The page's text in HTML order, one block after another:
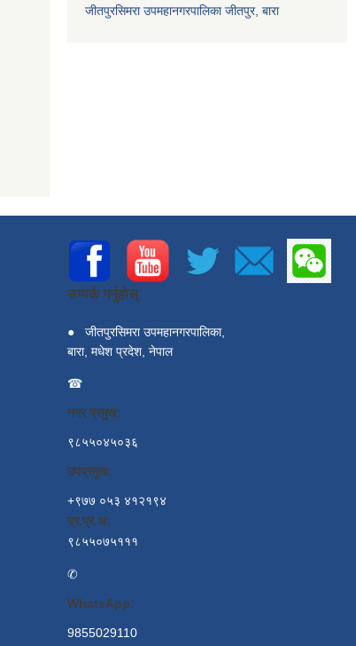
जीतपुरसिमरा उपमहानगरपालिका जीतपुर, बारा
सम्पर्क गर्नुहोस्
●
जीतपुरसिमरा उपमहानगरपालिका,
बारा, मधेश प्रदेश, नेपाल
☎
नगर प्रमुख:
९८५५०४५०३६
उपप्रमुख:
+९७७ ०५३ ४१२१९४
प्र.प्र.अ:
९८५५०७५१११
✆
WhatsApp:
9855029110